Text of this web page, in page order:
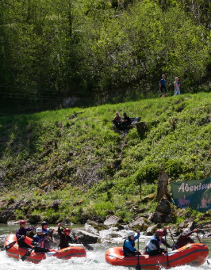
Affiliazione